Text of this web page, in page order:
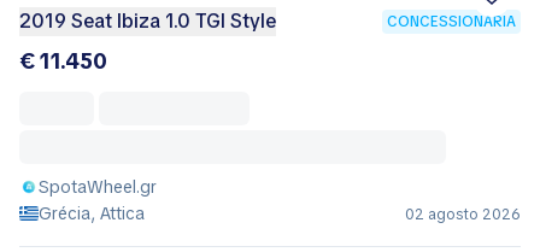
2019 Seat Ibiza 1.0 TGI Style CONCESSIONÁRIA
€ 11.450
SpotaWheel.gr
Grécia, Attica
02 agosto 2026